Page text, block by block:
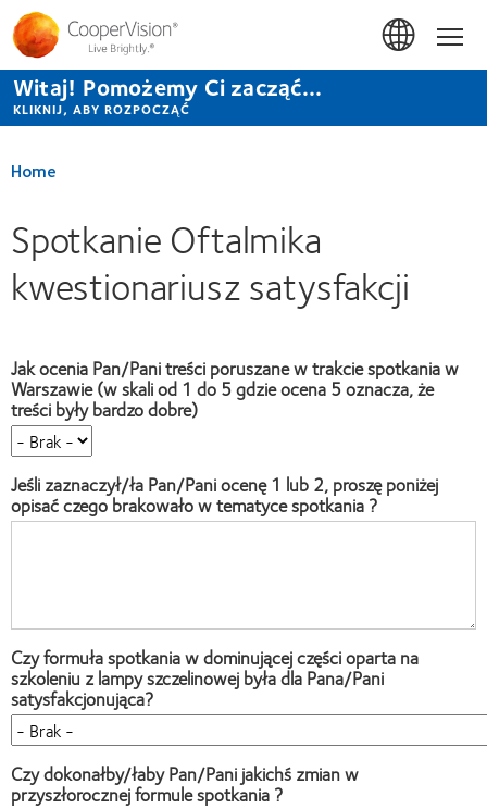
Przejdź
do
treści
Witaj! Pomożemy Ci zacząć...
KLIKNIJ, ABY ROZPOCZĄĆ
Home
Spotkanie Oftalmika
kwestionariusz satysfakcji
Jak ocenia Pan/Pani treści poruszane w trakcie spotkania w
Warszawie (w skali od 1 do 5 gdzie ocena 5 oznacza, że
treści były bardzo dobre)
Jeśli zaznaczył/ła Pan/Pani ocenę 1 lub 2, proszę poniżej
opisać czego brakowało w tematyce spotkania ?
Czy formuła spotkania w dominującej części oparta na
szkoleniu z lampy szczelinowej była dla Pana/Pani
satysfakcjonująca?
Czy dokonałby/łaby Pan/Pani jakichś zmian w
przyszłorocznej formule spotkania ?